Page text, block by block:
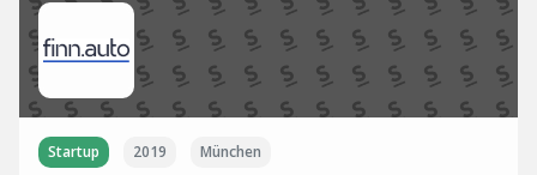
Startup 2019 München